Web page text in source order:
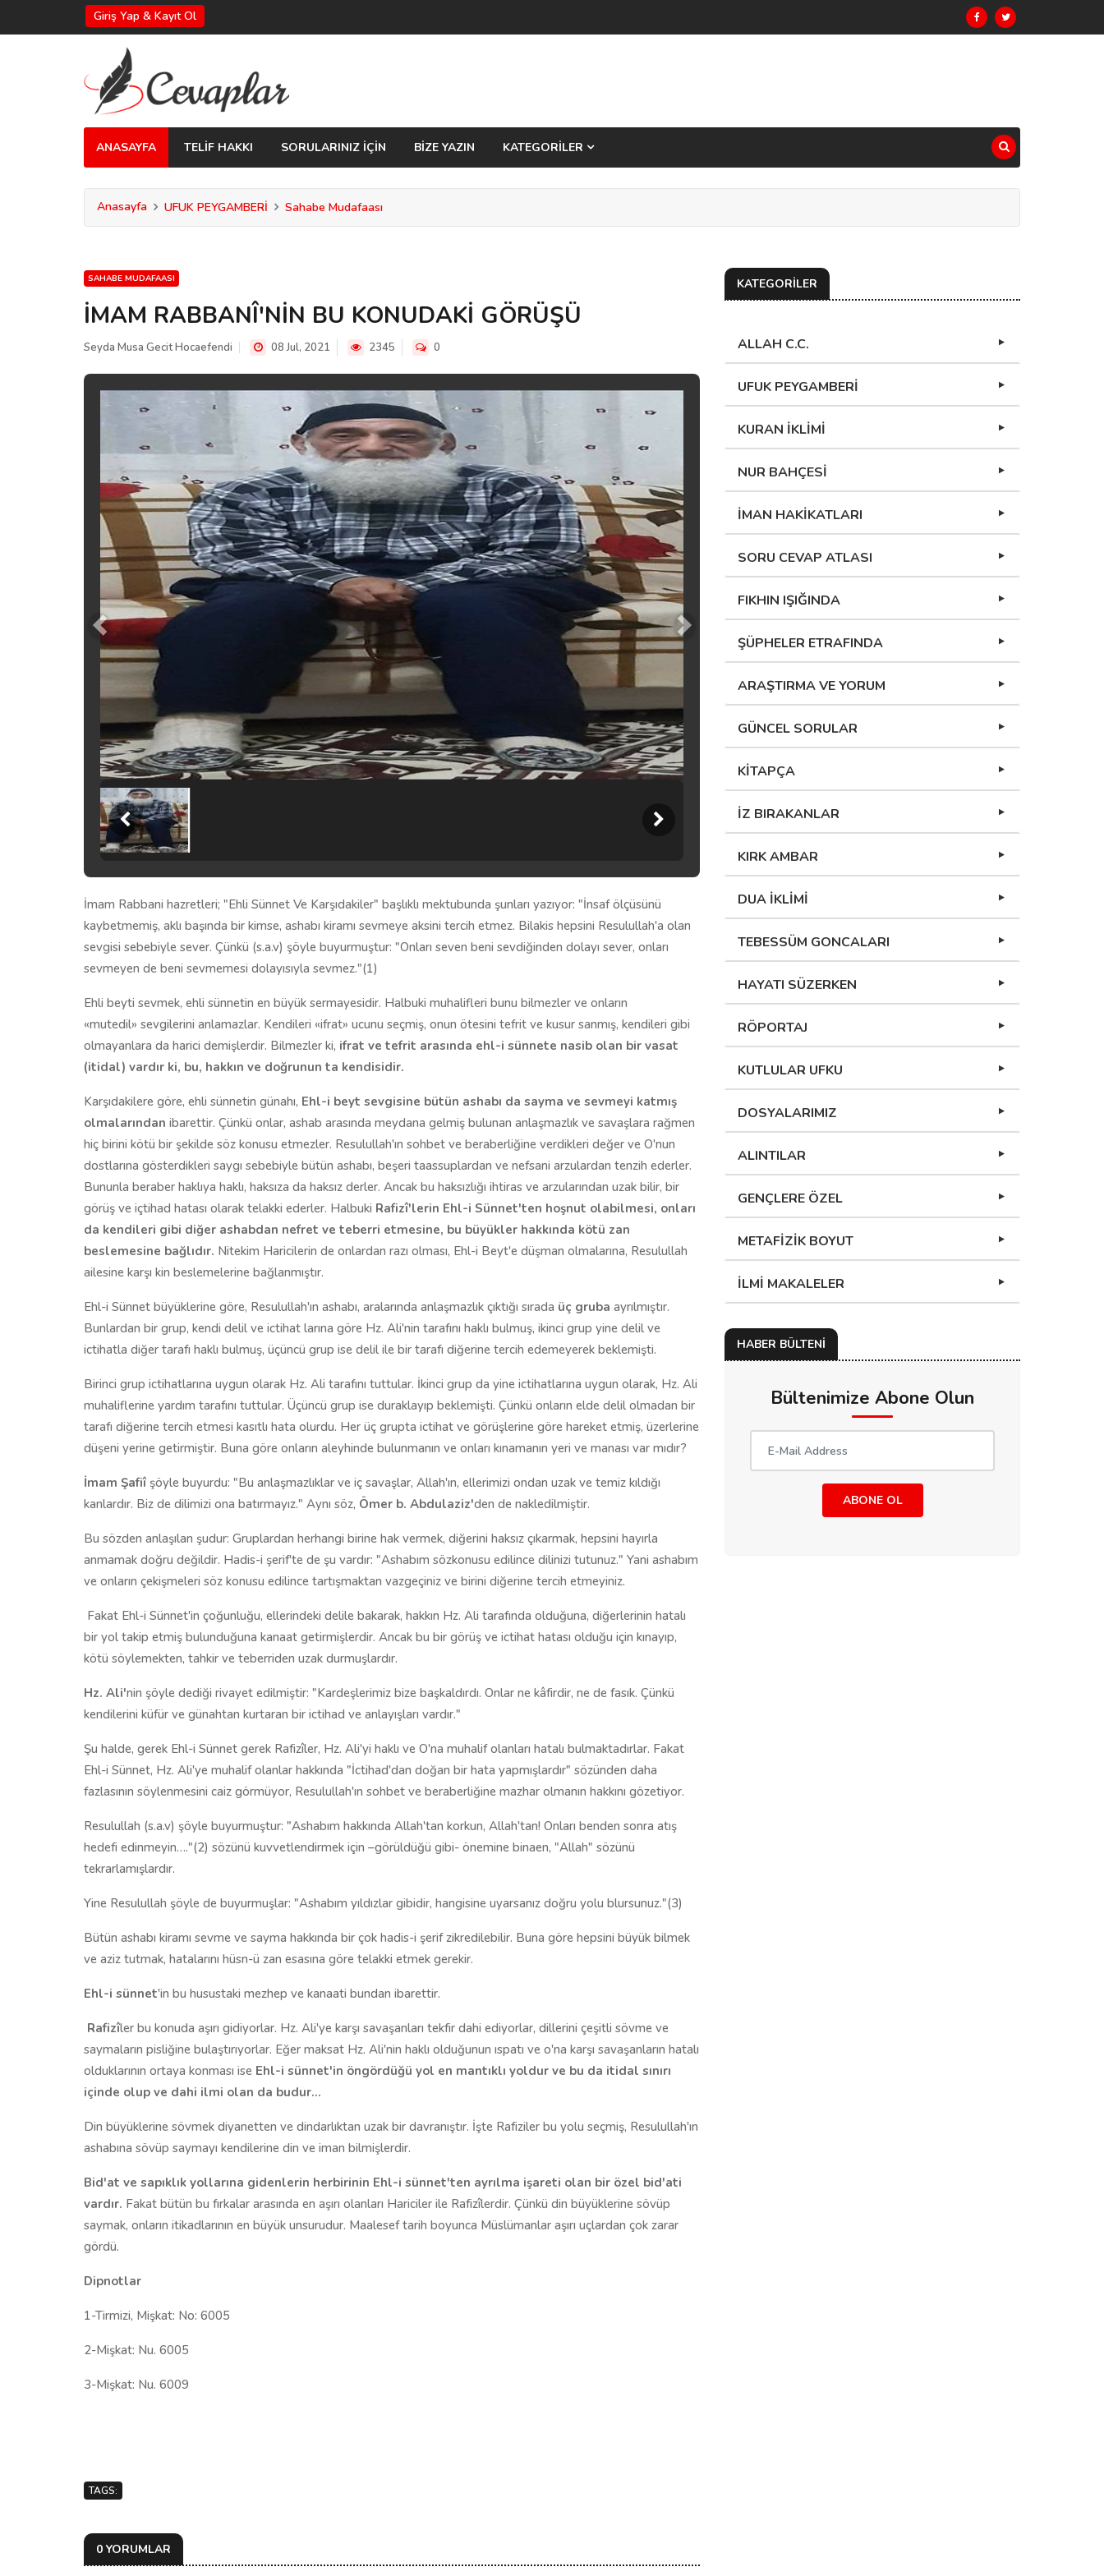
Giriş Yap & Kayıt Ol
ANASAYFA TELİF HAKKI SORULARINIZ İÇİN BİZE YAZIN KATEGORİLER
Anasayfa UFUK PEYGAMBERİ Sahabe Mudafaası
SAHABE MUDAFAASI
İMAM RABBANÎ'NİN BU KONUDAKİ GÖRÜŞÜ
Seyda Musa Gecit Hocaefendi 08 Jul, 2021 2345 0
İmam Rabbani hazretleri; "Ehli Sünnet Ve Karşıdakiler" başlıklı mektubunda şunları yazıyor: "İnsaf ölçüsünü
kaybetmemiş, aklı başında bir kimse, ashabı kiramı sevmeye aksini tercih etmez. Bilakis hepsini Resulullah'a olan
sevgisi sebebiyle sever. Çünkü (s.a.v) şöyle buyurmuştur: "Onları seven beni sevdiğinden dolayı sever, onları
sevmeyen de beni sevmemesi dolayısıyla sevmez."(1)
Ehli beyti sevmek, ehli sünnetin en büyük sermayesidir. Halbuki muhalifleri bunu bilmezler ve onların
«mutedil» sevgilerini anlamazlar. Kendileri «ifrat» ucunu seçmiş, onun ötesini tefrit ve kusur sanmış, kendileri gibi
olmayanlara da harici demişlerdir. Bilmezler ki, ifrat ve tefrit arasında ehl-i sünnete nasib olan bir vasat
(itidal) vardır ki, bu, hakkın ve doğrunun ta kendisidir.
Karşıdakilere göre, ehli sünnetin günahı, Ehl-i beyt sevgisine bütün ashabı da sayma ve sevmeyi katmış
olmalarından ibarettir. Çünkü onlar, ashab arasında meydana gelmiş bulunan anlaşmazlık ve savaşlara rağmen
hiç birini kötü bir şekilde söz konusu etmezler. Resulullah'ın sohbet ve beraberliğine verdikleri değer ve O'nun
dostlarına gösterdikleri saygı sebebiyle bütün ashabı, beşeri taassuplardan ve nefsani arzulardan tenzih ederler.
Bununla beraber haklıya haklı, haksıza da haksız derler. Ancak bu haksızlığı ihtiras ve arzularından uzak bilir, bir
görüş ve içtihad hatası olarak telakki ederler. Halbuki Rafizî'lerin Ehl-i Sünnet'ten hoşnut olabilmesi, onları
da kendileri gibi diğer ashabdan nefret ve teberri etmesine, bu büyükler hakkında kötü zan
beslemesine bağlıdır. Nitekim Haricilerin de onlardan razı olması, Ehl-i Beyt'e düşman olmalarına, Resulullah
ailesine karşı kin beslemelerine bağlanmıştır.
Ehl-i Sünnet büyüklerine göre, Resulullah'ın ashabı, aralarında anlaşmazlık çıktığı sırada üç gruba ayrılmıştır.
Bunlardan bir grup, kendi delil ve ictihat larına göre Hz. Ali'nin tarafını haklı bulmuş, ikinci grup yine delil ve
ictihatla diğer tarafı haklı bulmuş, üçüncü grup ise delil ile bir tarafı diğerine tercih edemeyerek beklemişti.
Birinci grup ictihatlarına uygun olarak Hz. Ali tarafını tuttular. İkinci grup da yine ictihatlarına uygun olarak, Hz. Ali
muhaliflerine yardım tarafını tuttular. Üçüncü grup ise duraklayıp beklemişti. Çünkü onların elde delil olmadan bir
tarafı diğerine tercih etmesi kasıtlı hata olurdu. Her üç grupta ictihat ve görüşlerine göre hareket etmiş, üzerlerine
düşeni yerine getirmiştir. Buna göre onların aleyhinde bulunmanın ve onları kınamanın yeri ve manası var mıdır?
İmam Şafiî şöyle buyurdu: "Bu anlaşmazlıklar ve iç savaşlar, Allah'ın, ellerimizi ondan uzak ve temiz kıldığı
kanlardır. Biz de dilimizi ona batırmayız." Aynı söz, Ömer b. Abdulaziz'den de nakledilmiştir.
Bu sözden anlaşılan şudur: Gruplardan herhangi birine hak vermek, diğerini haksız çıkarmak, hepsini hayırla
anmamak doğru değildir. Hadis-i şerif'te de şu vardır: "Ashabım sözkonusu edilince dilinizi tutunuz." Yani ashabım
ve onların çekişmeleri söz konusu edilince tartışmaktan vazgeçiniz ve birini diğerine tercih etmeyiniz.
Fakat Ehl-i Sünnet'in çoğunluğu, ellerindeki delile bakarak, hakkın Hz. Ali tarafında olduğuna, diğerlerinin hatalı
bir yol takip etmiş bulunduğuna kanaat getirmişlerdir. Ancak bu bir görüş ve ictihat hatası olduğu için kınayıp,
kötü söylemekten, tahkir ve teberriden uzak durmuşlardır.
Hz. Ali'nin şöyle dediği rivayet edilmiştir: "Kardeşlerimiz bize başkaldırdı. Onlar ne kâfirdir, ne de fasık. Çünkü
kendilerini küfür ve günahtan kurtaran bir ictihad ve anlayışları vardır."
Şu halde, gerek Ehl-i Sünnet gerek Rafizîler, Hz. Ali'yi haklı ve O'na muhalif olanları hatalı bulmaktadırlar. Fakat
Ehl-i Sünnet, Hz. Ali'ye muhalif olanlar hakkında "İctihad'dan doğan bir hata yapmışlardır" sözünden daha
fazlasının söylenmesini caiz görmüyor, Resulullah'ın sohbet ve beraberliğine mazhar olmanın hakkını gözetiyor.
Resulullah (s.a.v) şöyle buyurmuştur: "Ashabım hakkında Allah'tan korkun, Allah'tan! Onları benden sonra atış
hedefi edinmeyin…."(2) sözünü kuvvetlendirmek için –görüldüğü gibi- önemine binaen, "Allah" sözünü
tekrarlamışlardır.
Yine Resulullah şöyle de buyurmuşlar: "Ashabım yıldızlar gibidir, hangisine uyarsanız doğru yolu blursunuz."(3)
Bütün ashabı kiramı sevme ve sayma hakkında bir çok hadis-i şerif zikredilebilir. Buna göre hepsini büyük bilmek
ve aziz tutmak, hatalarını hüsn-ü zan esasına göre telakki etmek gerekir.
Ehl-i sünnet'in bu husustaki mezhep ve kanaati bundan ibarettir.
Rafizîler bu konuda aşırı gidiyorlar. Hz. Ali'ye karşı savaşanları tekfir dahi ediyorlar, dillerini çeşitli sövme ve
saymaların pisliğine bulaştırıyorlar. Eğer maksat Hz. Ali'nin haklı olduğunun ıspatı ve o'na karşı savaşanların hatalı
olduklarının ortaya konması ise Ehl-i sünnet'in öngördüğü yol en mantıklı yoldur ve bu da itidal sınırı
içinde olup ve dahi ilmi olan da budur…
Din büyüklerine sövmek diyanetten ve dindarlıktan uzak bir davranıştır. İşte Rafiziler bu yolu seçmiş, Resulullah'ın
ashabına sövüp saymayı kendilerine din ve iman bilmişlerdir.
Bid'at ve sapıklık yollarına gidenlerin herbirinin Ehl-i sünnet'ten ayrılma işareti olan bir özel bid'ati
vardır. Fakat bütün bu fırkalar arasında en aşırı olanları Hariciler ile Rafizîlerdir. Çünkü din büyüklerine sövüp
saymak, onların itikadlarının en büyük unsurudur. Maalesef tarih boyunca Müslümanlar aşırı uçlardan çok zarar
gördü.
Dipnotlar
1-Tirmizi, Mişkat: No: 6005
2-Mişkat: Nu. 6005
3-Mişkat: Nu. 6009
TAGS:
0 YORUMLAR
KATEGORİLER
ALLAH C.C.
UFUK PEYGAMBERİ
KURAN İKLİMİ
NUR BAHÇESİ
İMAN HAKİKATLARI
SORU CEVAP ATLASI
FIKHIN IŞIĞINDA
ŞÜPHELER ETRAFINDA
ARAŞTIRMA VE YORUM
GÜNCEL SORULAR
KİTAPÇA
İZ BIRAKANLAR
KIRK AMBAR
DUA İKLİMİ
TEBESSÜM GONCALARI
HAYATI SÜZERKEN
RÖPORTAJ
KUTLULAR UFKU
DOSYALARIMIZ
ALINTILAR
GENÇLERE ÖZEL
METAFİZİK BOYUT
İLMİ MAKALELER
HABER BÜLTENİ
Bültenimize Abone Olun
ABONE OL